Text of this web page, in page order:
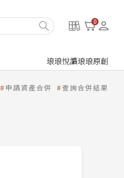
0
琅琅悅讀琅琅原創
申請資產合併 查詢合併結果